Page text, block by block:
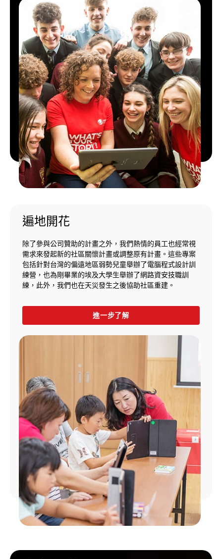
遍地開花
除了參與公司贊助的計畫之外，我們熱情的員工也經常視
需求來發起新的社區關懷計畫或調整原有計畫。這些專案
包括針對台灣的偏遠地區弱勢兒童舉辦了電腦程式設計訓
練營，也為剛畢業的埃及大學生舉辦了網路資安技職訓
練，此外，我們也在天災發生之後協助社區重建。
進一步了解